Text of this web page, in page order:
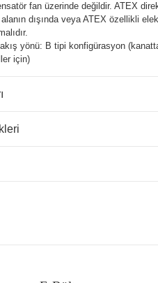
fan üzerinde değildir. ATEX
dışında veya ATEX özellikli
yönü: B tipi konfigürasyon
için)